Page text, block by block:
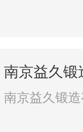
南京益久锻
南京益久锻